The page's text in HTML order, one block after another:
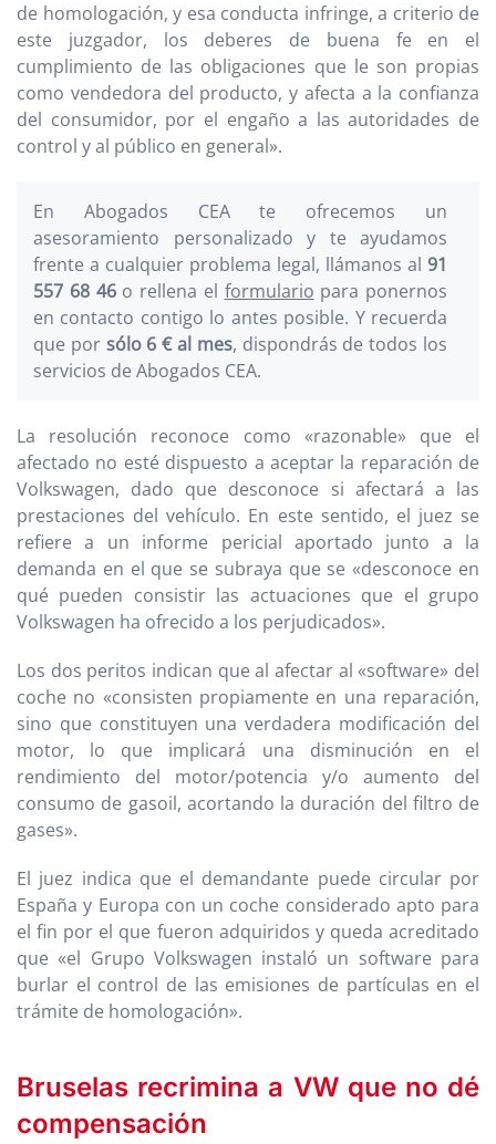
de homologación, y esa conducta infringe, a criterio de
este juzgador, los deberes de buena fe en el
cumplimiento de las obligaciones que le son propias
como vendedora del producto, y afecta a la confianza
del consumidor, por el engaño a las autoridades de
control y al público en general».
En Abogados CEA te ofrecemos un
asesoramiento personalizado y te ayudamos
frente a cualquier problema legal, llámanos al 91
557 68 46o rellena el formulario para ponernos
en contacto contigo lo antes posible. Y recuerda
que porsólo 6 € al mes, dispondrás de todos los
servicios de Abogados CEA.
La resolución reconoce como «razonable» que el
afectado no esté dispuesto a aceptar la reparación de
Volkswagen, dado que desconoce si afectará a las
prestaciones del vehículo. En este sentido, el juez se
refiere a un informe pericial aportado junto a la
demanda en el que se subraya que se «desconoce en
qué pueden consistir las actuaciones que el grupo
Volkswagen ha ofrecido a los perjudicados».
Los dos peritos indican que al afectar al «software» del
coche no «consisten propiamente en una reparación,
sino que constituyen una verdadera modificación del
motor, lo que implicará una disminución en el
rendimiento del motor/potencia y/o aumento del
consumo de gasoil, acortando la duración del filtro de
gases».
El juez indica que el demandante puede circular por
España y Europa con un coche considerado apto para
el fin por el que fueron adquiridos y queda acreditado
que «el Grupo Volkswagen instaló un software para
burlar el control de las emisiones de partículas en el
trámite de homologación».
Bruselas recrimina a VW que no dé
compensación